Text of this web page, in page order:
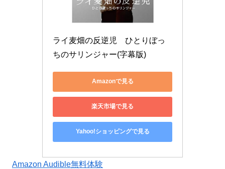
ライ麦畑の反逆児　ひとりぼっ
ちのサリンジャー(字幕版)
Amazonで見る
楽天市場で見る
Yahoo!ショッピングで見る
Amazon Audible無料体験